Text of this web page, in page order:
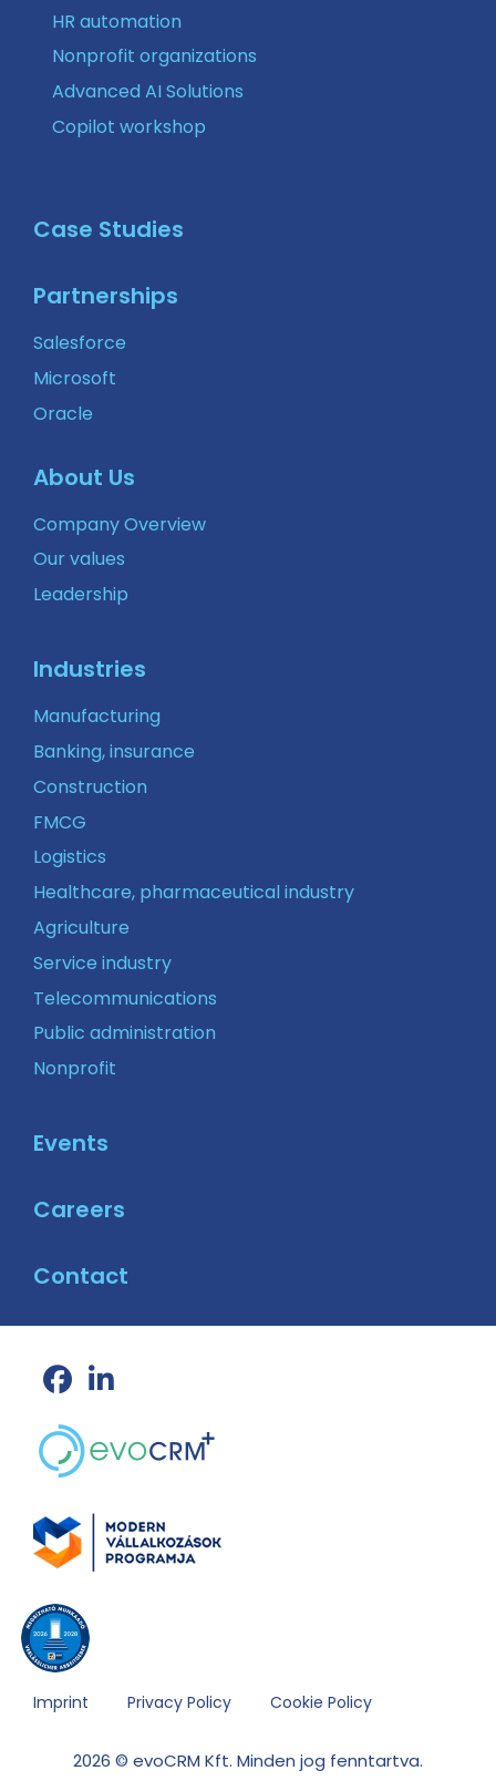
HR automation
Nonprofit organizations
Advanced AI Solutions
Copilot workshop
Case Studies
Partnerships
Salesforce
Microsoft
Oracle
About Us
Company Overview
Our values
Leadership
Industries
Manufacturing
Banking, insurance
Construction
FMCG
Logistics
Healthcare, pharmaceutical industry
Agriculture
Service industry
Telecommunications
Public administration
Nonprofit
Events
Careers
Contact
Imprint Privacy Policy Cookie Policy
2026 © evoCRM Kft. Minden jog fenntartva.